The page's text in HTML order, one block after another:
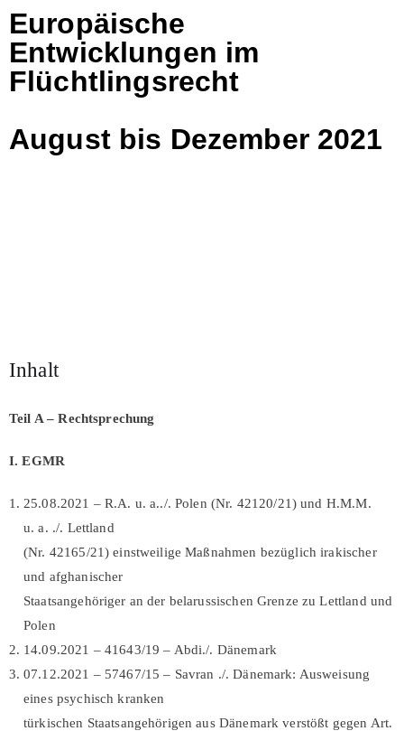
Europäische
Entwicklungen im
Flüchtlingsrecht
August bis Dezember 2021
Inhalt
Teil A –Rechtsprechung
I. EGMR
25.08.2021 – R.A. u. a../. Polen (Nr. 42120/21) und H.M.M.
u. a. ./. Lettland
(Nr. 42165/21) einstweilige Maßnahmen bezüglich irakischer
und afghanischer
Staatsangehöriger an der belarussischen Grenze zu Lettland und
Polen
14.09.2021 – 41643/19 – Abdi./. Dänemark
07.12.2021 – 57467/15 – Savran ./. Dänemark: Ausweisung
eines psychisch kranken
türkischen Staatsangehörigen aus Dänemark verstößt gegen Art.